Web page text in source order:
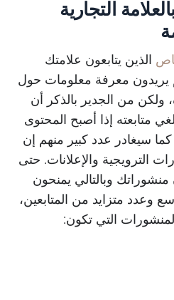
التجارية
الذين يتابعون علامتك
يريدون معرفة معلومات حول
ولكن من الجدير بالذكر أن
متابعته إذا أصبح المحتوى
سيغادر عدد كبير منهم إن
الترويجية والإعلانات. حتى
وبالتالي يمنحون
وعدد متزايد من المتابعين،
التي تكون: